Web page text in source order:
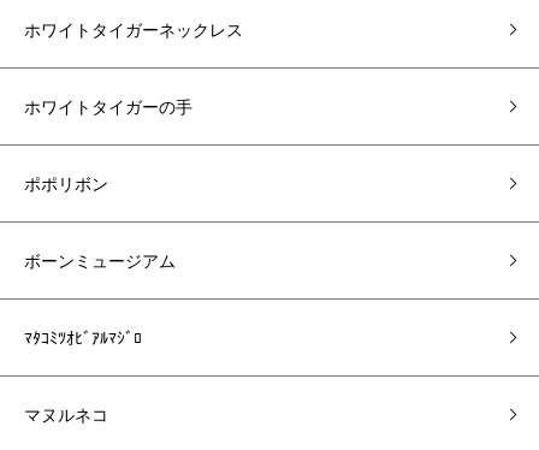
ホワイトタイガーネックレス
ホワイトタイガーの手
ポポリボン
ボーンミュージアム
ﾏﾀｺﾐﾂｵﾋﾞｱﾙﾏｼﾞﾛ
マヌルネコ